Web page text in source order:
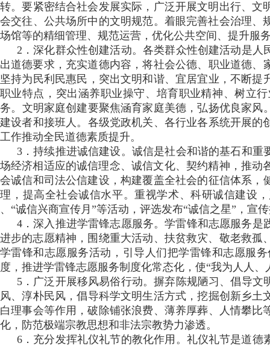
转。要紧密结合社会发展实际，广泛开展文明出行 、
会交往、公共场所中的文明规范 。着眼完善社会治理、
场馆等的精细管理、规范运营 ，优化公共空间、提升服
2．深化群众性创建活动。各类群众性创建活动是人
出道德要求，充实道德内容，将社会公德、职业道德
坚持为民利民惠民，突出文明和谐、宜居宜业，不断
职业特点 ，突出涵养职业操守 、培育职业精神、树
务 。文明家庭创建要聚焦涵育家庭美德 ，弘扬优良家
建设者和接班人。各级党政机关、各行业各系统开展
工作推动全民道德素质提升。
3．持续推进诚信建设。诚信是社会和谐的基石和重
场经济相适应的诚信理念 、诚信文化 、契约精神，推动
会诚信和司法公信建设，构建覆盖全社会的征信体系
理，提高全社会诚信水平。重视学术、科研诚信建
、“诚信兴商宣传月”等活动，评选发布“诚信之星”，宣
4．深入推进学雷锋志愿服务。学雷锋和志愿服务是践
进步的志愿精神 ，围绕重大活动、扶贫救灾、敬老救孤
学雷锋和志愿服务活动，引导人们把学雷锋和志愿服务
度，推进学雷锋志愿服务制度化常态化，使“我为人人
5．广泛开展移风易俗行动。摒弃陈规陋习、倡导
风 、淳朴民风 ，倡导科学文明生活方式，挖掘创新乡
白理事会等作用 ，破除铺张浪费、薄养厚葬、人情攀
化，防范极端宗教思想和非法宗教势力渗透。
6．充分发挥礼仪礼节的教化作用。礼仪礼节是道德